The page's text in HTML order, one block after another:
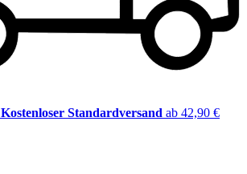
Standardversand ab 42,90 €